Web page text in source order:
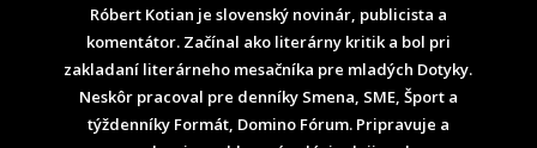
Róbert Kotian je slovenský novinár, publicista a
komentátor. Začínal ako literárny kritik a bol pri
zakladaní literárneho mesačníka pre mladých Dotyky.
Neskôr pracoval pre denníky Smena, SME, Šport a
týždenníky Formát, Domino Fórum. Pripravuje a